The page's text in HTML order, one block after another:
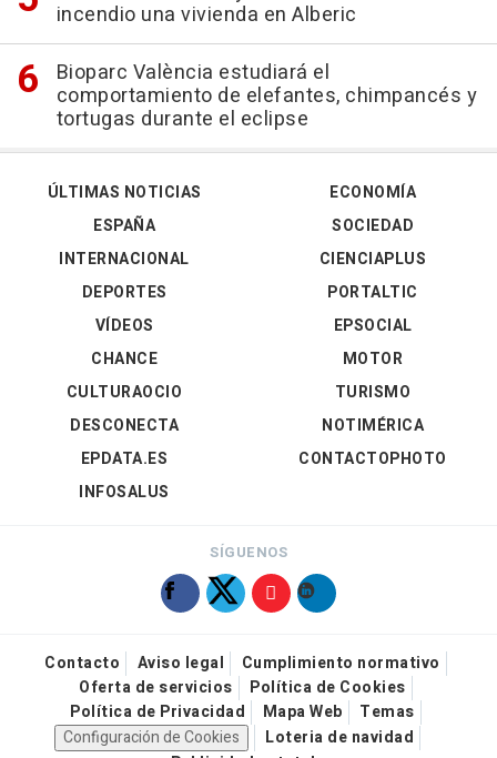
incendio una vivienda en Alberic
Bioparc València estudiará el
comportamiento de elefantes, chimpancés y
tortugas durante el eclipse
ÚLTIMAS NOTICIAS
ESPAÑA
INTERNACIONAL
DEPORTES
VÍDEOS
ECONOMÍA
SOCIEDAD
CIENCIAPLUS
PORTALTIC
EPSOCIAL
CHANCE
CULTURAOCIO
DESCONECTA
EPDATA.ES
INFOSALUS
MOTOR
TURISMO
NOTIMÉRICA
CONTACTOPHOTO
SÍGUENOS
Contacto Aviso legal
Cumplimiento normativo
Oferta de servicios
Política de Cookies
Política de Privacidad
Mapa Web
Temas
Configuración de Cookies
Loteria de navidad